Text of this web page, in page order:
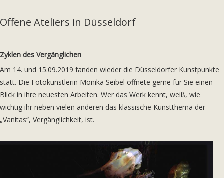
Offene Ateliers in Düsseldorf
Zyklen des Vergänglichen
Am 14. und 15.09.2019 fanden wieder die Düsseldorfer Kunstpunkte
statt. Die Fotokünstlerin Monika Seibel öffnete gerne für Sie einen
Blick in ihre neuesten Arbeiten. Wer das Werk kennt, weiß, wie
wichtig ihr neben vielen anderen das klassische Kunstthema der
„Vanitas“, Vergänglichkeit, ist.